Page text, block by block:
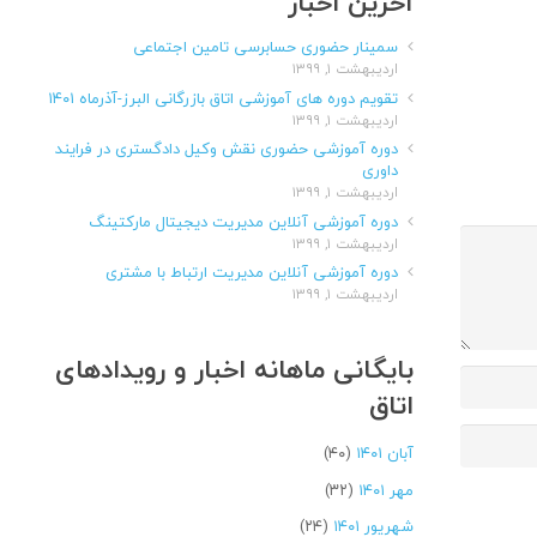
سمینار حضوری حسابرسی تامین اجتماعی
اردیبهشت ۱, ۱۳۹۹
تقویم دوره های آموزشی اتاق بازرگانی البرز-آذرماه ۱۴۰۱
اردیبهشت ۱, ۱۳۹۹
دوره آموزشی حضوری نقش وکیل دادگستری در فرایند
داوری
اردیبهشت ۱, ۱۳۹۹
دوره آموزشی آنلاین مدیریت دیجیتال مارکتینگ
اردیبهشت ۱, ۱۳۹۹
دوره آموزشی آنلاین مدیریت ارتباط با مشتری
اردیبهشت ۱, ۱۳۹۹
بایگانی ماهانه اخبار و رویدادهای
اتاق
آبان ۱۴۰۱
(۴۰)
مهر ۱۴۰۱
(۳۲)
شهریور ۱۴۰۱
(۲۴)